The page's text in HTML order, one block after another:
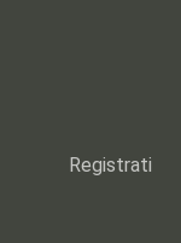
Registrati